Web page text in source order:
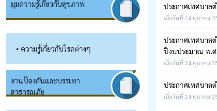
มุมความรู้เกี่ยวกับสุขภาพ
• ความรู้เกี่ยวกับโรคต่างๆ
งานป้องกันและบรรเทา
สาธารณภัย
ประกาศเทศบาล
เมื่อวันที่ 24 ตุลาคม
ประกาศเทศบาล
ปีงบประมาณ พ.
เมื่อวันที่ 24 ตุลาคม
ประกาศเทศบาล
เมื่อวันที่ 24 ตุลาคม